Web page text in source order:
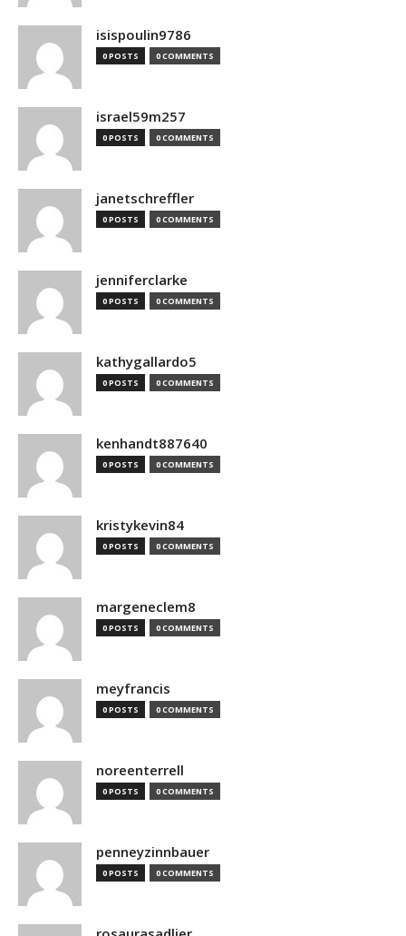
isispoulin9786
0 POSTS 0 COMMENTS
israel59m257
0 POSTS 0 COMMENTS
janetschreffler
0 POSTS 0 COMMENTS
jenniferclarke
0 POSTS 0 COMMENTS
kathygallardo5
0 POSTS 0 COMMENTS
kenhandt887640
0 POSTS 0 COMMENTS
kristykevin84
0 POSTS 0 COMMENTS
margeneclem8
0 POSTS 0 COMMENTS
meyfrancis
0 POSTS 0 COMMENTS
noreenterrell
0 POSTS 0 COMMENTS
penneyzinnbauer
0 POSTS 0 COMMENTS